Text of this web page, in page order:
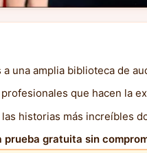
a una amplia biblioteca de
que hacen la
historias más increíbles
prueba gratuita sin